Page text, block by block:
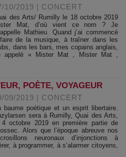
10/2019 | CONCERT
des Arts/ Rumilly le 18 octobre 2019
Mat, d’où vient ce nom ? Je
Mathieu. Quand j’ai commencé
de la musique, à traîner dans les
dans les bars, mes copains anglais,
appelé « Mister Mat , Mister Mat ,
POÈTE, VOYAGEUR
09/2019 | CONCERT
baume poétique et un esprit libertaire.
sera à Rumilly, Quai des Arts,
4 octobre 2019 en première partie de
Alors que l’époque abreuve nos
neuronaux d’injonctions à
à programmer, à s’alarmer citoyens,